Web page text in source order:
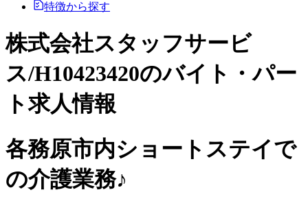
特徴から探す
株式会社スタッフサービ
ス/H10423420のバイト・パー
ト求人情報
各務原市内ショートステイで
の介護業務♪